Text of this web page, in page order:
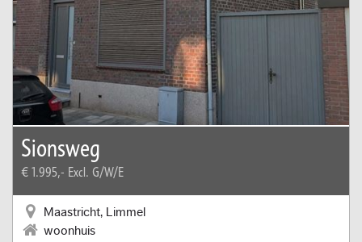
Sionsweg
€ 1.995,- Excl. G/W/E
Maastricht, Limmel
woonhuis